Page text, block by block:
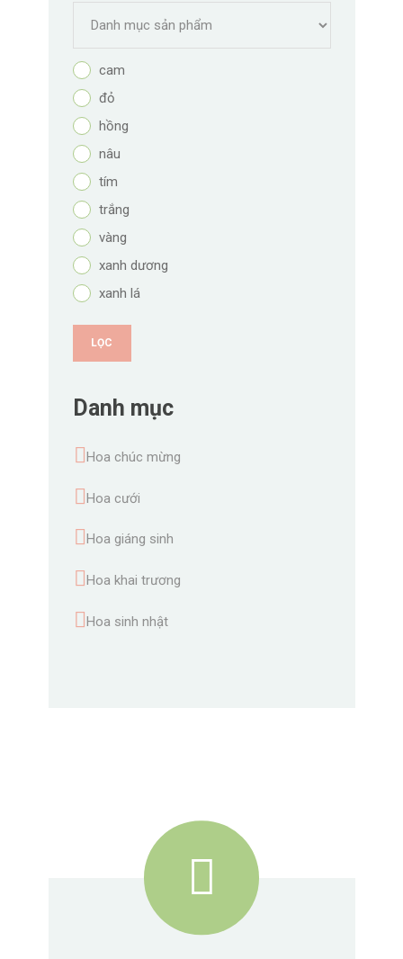
cam
đỏ
hồng
nâu
tím
trắng
vàng
xanh dương
xanh lá
LỌC
Danh mục
Hoa chúc mừng
Hoa cưới
Hoa giáng sinh
Hoa khai trương
Hoa sinh nhật